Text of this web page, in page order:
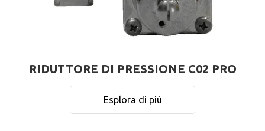
RIDUTTORE DI PRESSIONE C02 PRO
Esplora di più